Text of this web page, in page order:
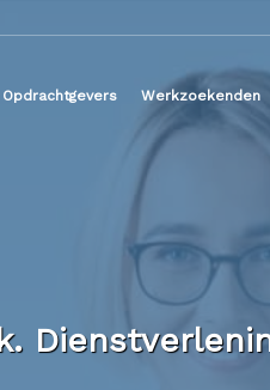
Opdrachtgevers Werkzoekenden